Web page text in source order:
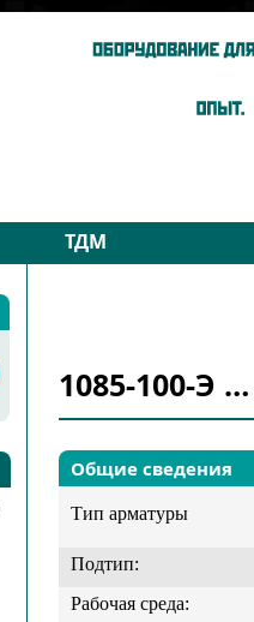
ТДМ
Запчасти
Подбор
1085-100-Э
Общие сведения
Тип арматуры
Подтип:
Рабочая среда: